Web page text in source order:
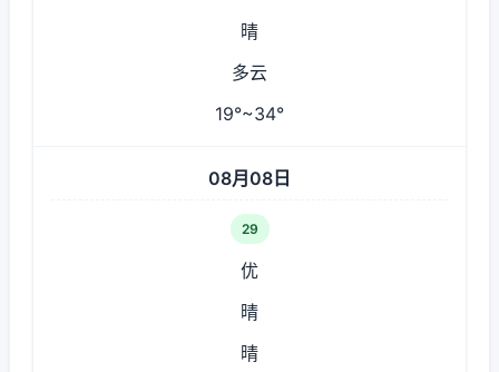
晴
多云
19°~34°
08月08日
29
优
晴
晴